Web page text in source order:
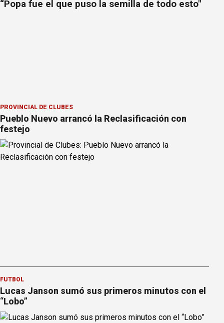
“Popa fue el que puso la semilla de todo esto"
PROVINCIAL DE CLUBES
Pueblo Nuevo arrancó la Reclasificación con
festejo
FÚTBOL
Lucas Janson sumó sus primeros minutos con el
“Lobo”